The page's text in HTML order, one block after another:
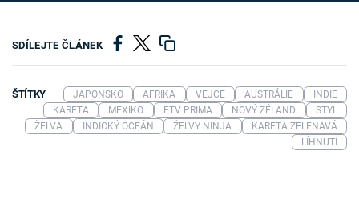
SDÍLEJTE ČLÁNEK
ŠTÍTKY JAPONSKO AFRIKA VEJCE AUSTRÁLIE
INDIE
KARETA
MEXIKO FTV PRIMA NOVÝ ZÉLAND
STYL
ŽELVA
INDICKÝ OCEÁN ŽELVY NINJA
KARETA ZELENAVÁ
LÍHNUTÍ